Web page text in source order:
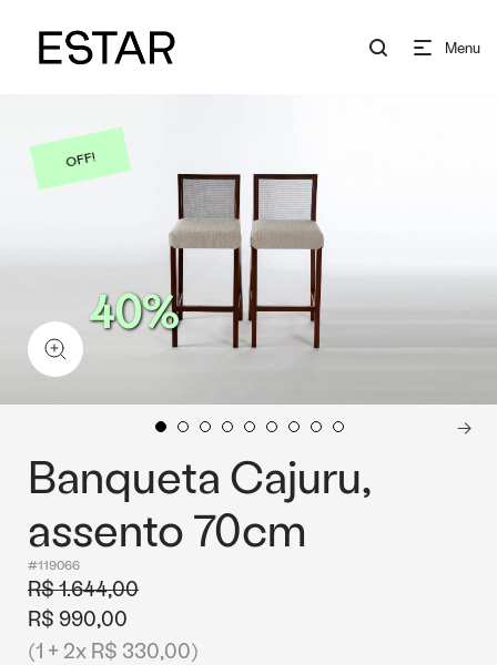
Menu
40%
OFF!
Banqueta Cajuru,
assento 70cm
#119066
R$ 1.644,00
R$ 990,00
(1 + 2x R$ 330,00)